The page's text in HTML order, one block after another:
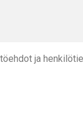
ja